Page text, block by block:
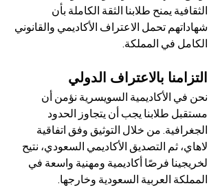
الثقافية يمنح طلابنا الثقة الكاملة بأن
شهاداتهم تحمل الاعتراف الأكاديمي والقانوني
الكامل في المملكة.
التزامنا بالاعتراف الدولي
نحن في الأكاديمية السويسرية نؤمن أن
مستقبل طلابنا يجب أن يتجاوز الحدود
الجغرافية. من خلال التوثيق وفق اتفاقية
لاهاي، ثم التصديق الأكاديمي السعودي، نتيح
لخريجينا فرصًا أكاديمية ومهنية واسعة في
المملكة العربية السعودية وخارجها.